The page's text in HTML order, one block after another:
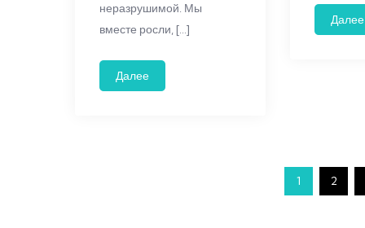
неразрушимой. Мы
вместе росли, […]
Далее
Далее
1 2